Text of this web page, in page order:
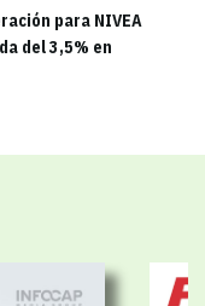
para NIVEA
del 3,5% en